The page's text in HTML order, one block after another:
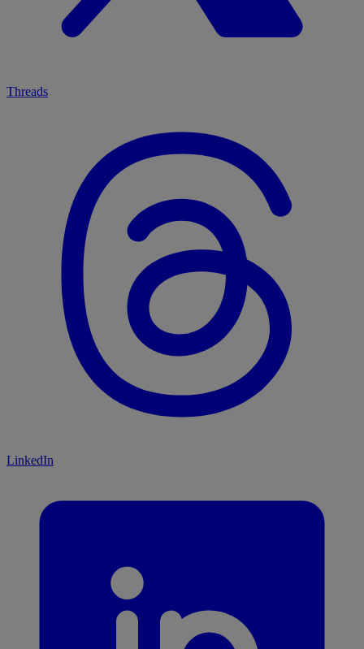
Threads
LinkedIn